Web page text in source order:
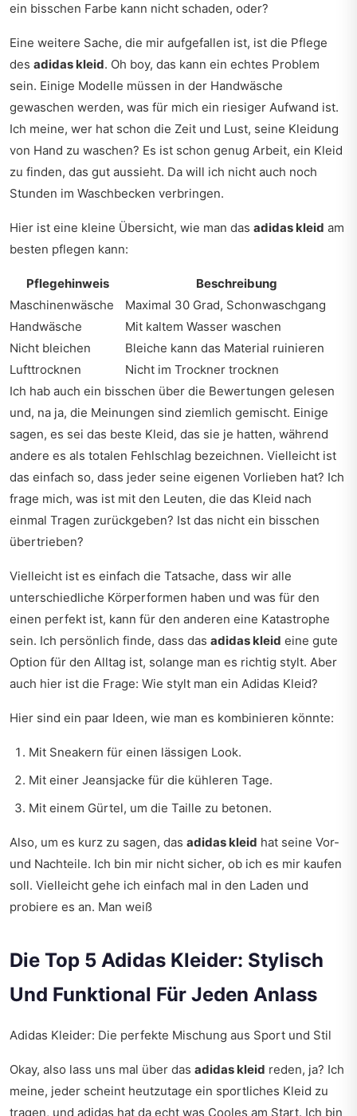
ein bisschen Farbe kann nicht schaden, oder?
Eine weitere Sache, die mir aufgefallen ist, ist die Pflege
des adidas kleid. Oh boy, das kann ein echtes Problem
sein. Einige Modelle müssen in der Handwäsche
gewaschen werden, was für mich ein riesiger Aufwand ist.
Ich meine, wer hat schon die Zeit und Lust, seine Kleidung
von Hand zu waschen? Es ist schon genug Arbeit, ein Kleid
zu finden, das gut aussieht. Da will ich nicht auch noch
Stunden im Waschbecken verbringen.
Hier ist eine kleine Übersicht, wie man das adidas kleid am
besten pflegen kann:
Pflegehinweis
Beschreibung
Maschinenwäsche
Maximal 30 Grad, Schonwaschgang
Handwäsche
Mit kaltem Wasser waschen
Nicht bleichen
Bleiche kann das Material ruinieren
Lufttrocknen
Nicht im Trockner trocknen
Ich hab auch ein bisschen über die Bewertungen gelesen
und, na ja, die Meinungen sind ziemlich gemischt. Einige
sagen, es sei das beste Kleid, das sie je hatten, während
andere es als totalen Fehlschlag bezeichnen. Vielleicht ist
das einfach so, dass jeder seine eigenen Vorlieben hat? Ich
frage mich, was ist mit den Leuten, die das Kleid nach
einmal Tragen zurückgeben? Ist das nicht ein bisschen
übertrieben?
Vielleicht ist es einfach die Tatsache, dass wir alle
unterschiedliche Körperformen haben und was für den
einen perfekt ist, kann für den anderen eine Katastrophe
sein. Ich persönlich finde, dass das adidas kleid eine gute
Option für den Alltag ist, solange man es richtig stylt. Aber
auch hier ist die Frage: Wie stylt man ein Adidas Kleid?
Hier sind ein paar Ideen, wie man es kombinieren könnte:
Mit Sneakern für einen lässigen Look.
Mit einer Jeansjacke für die kühleren Tage.
Mit einem Gürtel, um die Taille zu betonen.
Also, um es kurz zu sagen, das adidas kleid hat seine Vor-
und Nachteile. Ich bin mir nicht sicher, ob ich es mir kaufen
soll. Vielleicht gehe ich einfach mal in den Laden und
probiere es an. Man weiß
Die Top 5 Adidas Kleider: Stylisch
Und Funktional Für Jeden Anlass
Adidas Kleider: Die perfekte Mischung aus Sport und Stil
Okay, also lass uns mal über das adidas kleid reden, ja? Ich
meine, jeder scheint heutzutage ein sportliches Kleid zu
tragen, und adidas hat da echt was Cooles am Start. Ich bin